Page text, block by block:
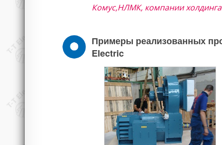
Комус,НЛМК, компании холдинга
Примеры реализованных
Electric